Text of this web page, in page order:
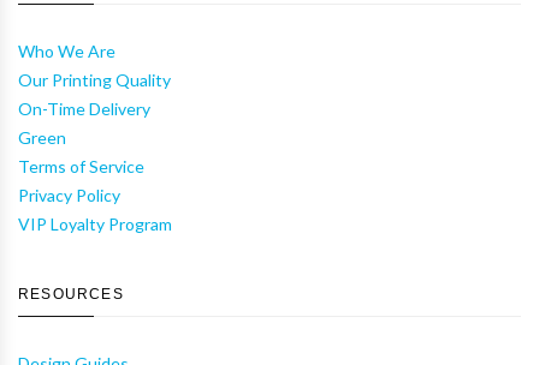
Who We Are
Our Printing Quality
On-Time Delivery
Green
Terms of Service
Privacy Policy
VIP Loyalty Program
RESOURCES